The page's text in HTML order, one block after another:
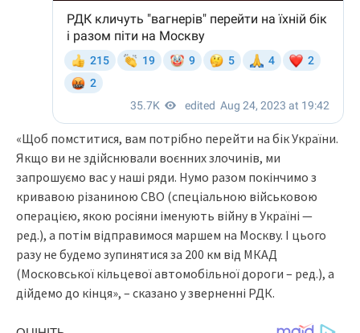
«Щоб помститися, вам потрібно перейти на бік України.
Якщо ви не здійснювали воєнних злочинів, ми
запрошуємо вас у наші ряди. Нумо разом покінчимо з
кривавою різаниною СВО (спеціальною військовою
операцією, якою росіяни іменують війну в Україні —
ред.), а потім відправимося маршем на Москву. І цього
разу не будемо зупинятися за 200 км від МКАД
(Московської кільцевої автомобільної дороги – ред.), а
дійдемо до кінця», – сказано у зверненні РДК.